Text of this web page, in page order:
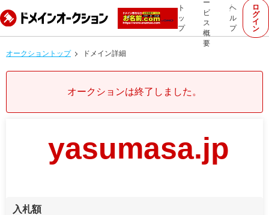
ト
ッ
プ
ー
ビ
ス
概
要
ヘ
ル
プ
ロ
グ
イ
ン
オークショントップ ドメイン詳細
オークションは終了しました。
yasumasa.jp
入札額